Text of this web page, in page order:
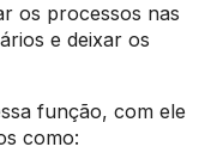
os processos nas
e deixar os
função, com ele
como: